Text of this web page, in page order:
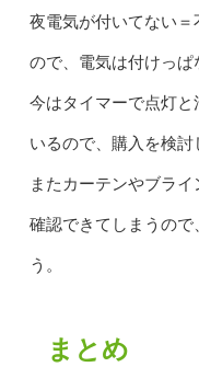
夜電気が付いてない＝
ので、電気は付けっぱ
今はタイマーで点灯
いるので、購入を検討
またカーテンやブラ
確認できてしまうので
う。
まとめ